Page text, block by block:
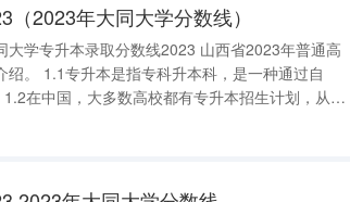
2023年大同大学分数线）